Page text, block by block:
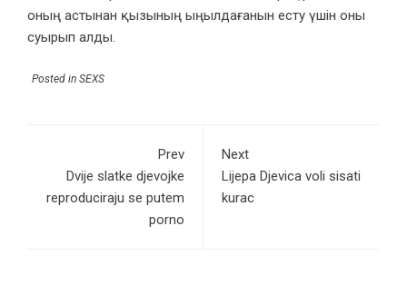
оның астынан қызының ыңылдағанын есту үшін оны
суырып алды.
Posted in SEXS
Prev
Dvije slatke djevojke
reproduciraju se putem
porno
Next
Lijepa Djevica voli sisati
kurac